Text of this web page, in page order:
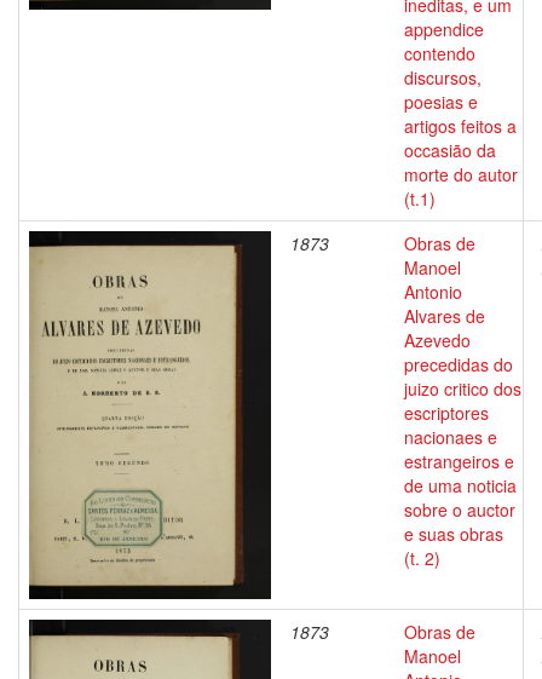
ineditas, e um
appendice
contendo
discursos,
poesias e
artigos feitos a
occasião da
morte do autor
(t.1)
1873
Obras de
Manoel
Antonio
Alvares de
Azevedo
precedidas do
juizo critico dos
escriptores
nacionaes e
estrangeiros e
de uma noticia
sobre o auctor
e suas obras
(t. 2)
1873
Obras de
Manoel